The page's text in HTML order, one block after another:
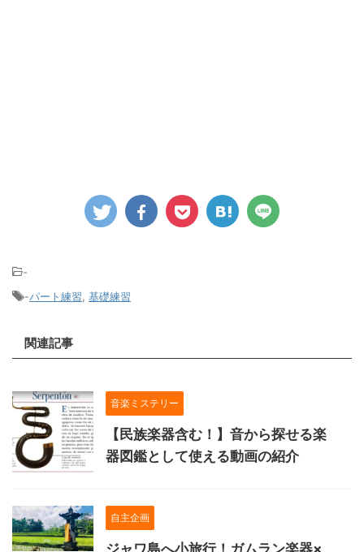
-
-パート練習 基礎練習
関連記事
音楽ミステリー
【民族楽器含む！】音から探せる楽
器図鑑として使える動画の紹介
自主企画
ジャワ島へ小旅行！ガムラン楽器×